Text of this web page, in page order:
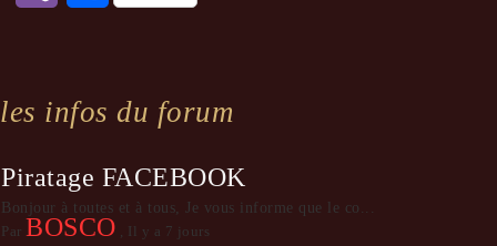
les infos du forum
Piratage FACEBOOK
Bonjour à toutes et à tous, Je vous informe que le co...
Par BOSCO , Il y a 7 jours